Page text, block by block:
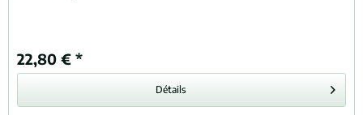
22,80 € *
Détails